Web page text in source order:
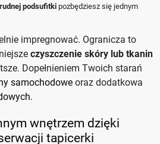
podsufitki pozbędziesz się jednym
impregnować. Ogranicza to
czyszczenie skóry lub tkanin
Dopełnieniem Twoich starań
samochodowe oraz dodatkowa
.
wnętrzem dzięki
tapicerki